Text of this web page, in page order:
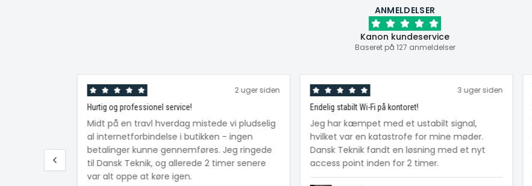
ANMELDELSER
Kanon kundeservice
Baseret på 127 anmeldelser
2 uger siden
Hurtig og professionel service!
Midt på en travl hverdag mistede vi pludselig
al internetforbindelse i butikken - ingen
betalinger kunne gennemføres. Jeg ringede
til Dansk Teknik, og allerede 2 timer senere
var alt oppe at køre igen.
3 uger siden
Endelig stabilt Wi-Fi på kontoret!
Jeg har kæmpet med et ustabilt signal,
hvilket var en katastrofe for mine møder.
Dansk Teknik fandt en løsning med et nyt
access point inden for 2 timer.